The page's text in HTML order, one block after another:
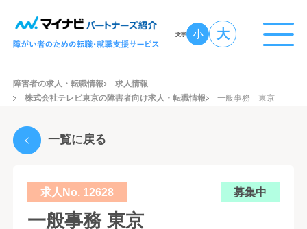
文字 小 大
障害者の求人・転職情報
求人情報
株式会社テレビ東京の障害者向け求人・転職情報
一般事務 東京
一覧に戻る
求人No. 12628 募集中
一般事務 東京